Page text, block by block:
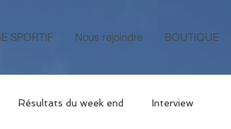
SPORTIF Nous rejoindre BOUTIQUE
Résultats du week end Interview